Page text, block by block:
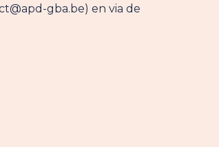
gba.be) en via de